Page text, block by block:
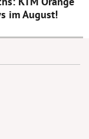
im August!